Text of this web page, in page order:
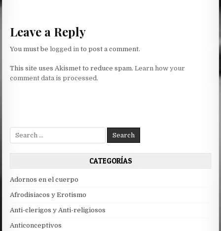
Leave a Reply
You must belogged in to post a comment.
This site uses Akismet to reduce spam.Learn how your
comment data is processed.
Search
for:
CATEGORÍAS
Adornos en el cuerpo
Afrodisiacos y Erotismo
Anti-clerigos y Anti-religiosos
Anticonceptivos